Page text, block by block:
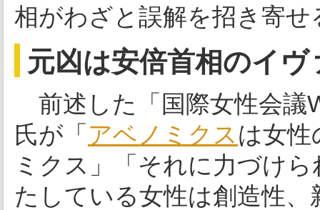
相がわざと誤解を招き寄
元凶は安倍首相のイ
前述した「国際女性会議
氏が「 アベノミクスは女性
ミクス」「それに力づけ
たしている女性は創造性